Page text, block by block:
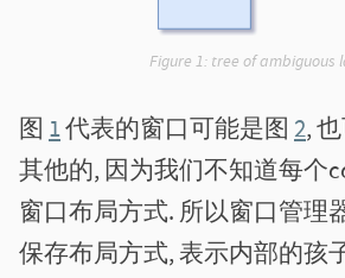
Figure 1: tree of ambiguous
图 1代表的窗口可能是图 2,
其他的, 因为我们不知道每个
窗口布局方式. 所以窗口管理
保存布局方式, 表示内部的孩